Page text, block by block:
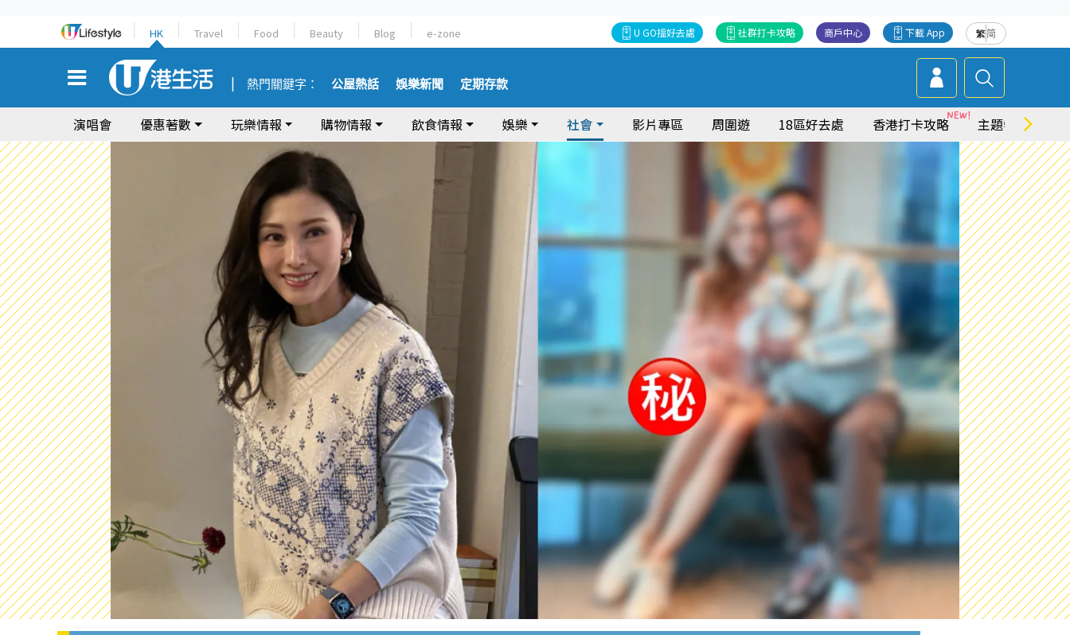
HK Travel Food Beauty Blog e-zone 繁简
下載 App
商戶中心
社群打卡攻略
U GO搵好去處
熱門關鍵字： 公屋熱話 娛樂新聞 定期存款
演唱會 優惠著數 玩樂情報 購物情報 飲食情報 娛樂 社會 影片專區 周圍遊 18區好去處 香港打卡攻略 主題特集